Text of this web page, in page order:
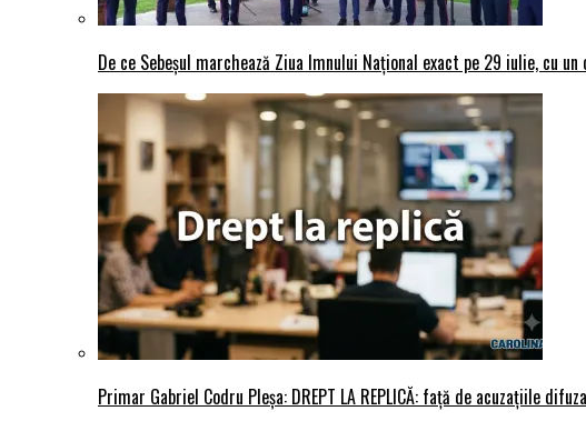
De ce Sebeșul marchează Ziua Imnului Național exact pe 29 iulie, cu
Primar Gabriel Codru Pleșa: DREPT LA REPLICĂ: față de acuzațiile